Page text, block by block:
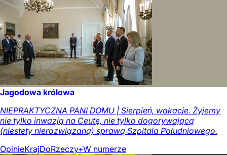
Jagodowa królowa
NIEPRAKTYCZNA PANI DOMU | Sierpień, wakacje. Żyjemy
nie tylko inwazją na Ceutę, nie tylko dogorywającą
(niestety nierozwiązaną) sprawą Szpitala Południowego.
OpinieKrajDoRzeczy+W numerze